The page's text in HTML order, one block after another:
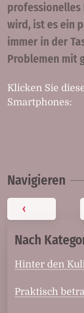
professionelles
wird, ist es ein
immer in der
Problemen mit
Klicken Sie
Smartphones:
Navigieren
‹
Nach
Hinter den
Praktisch